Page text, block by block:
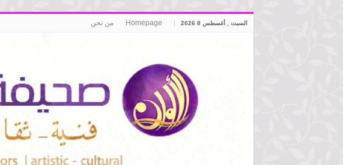
السبت , أغسطس 8 2026 Homepage من نحن